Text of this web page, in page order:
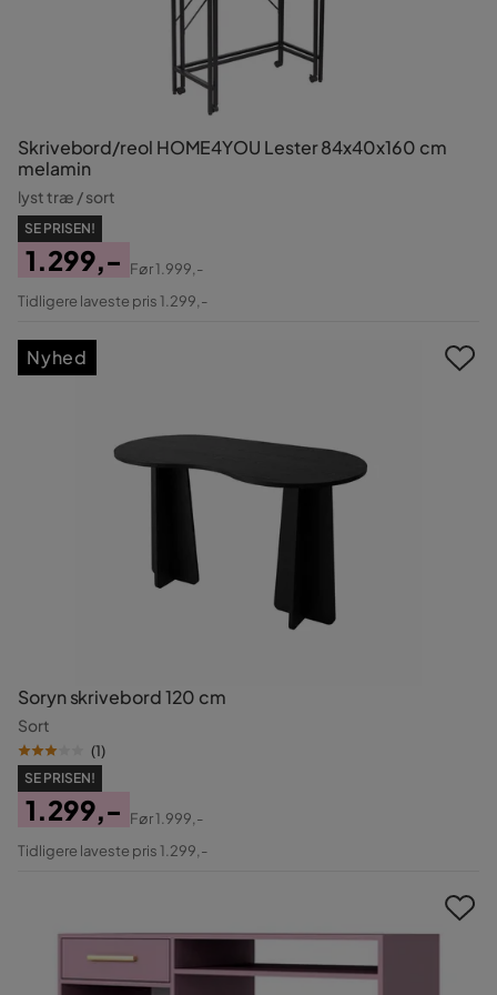
Skrivebord/reol HOME4YOU Lester 84x40x160 cm
melamin
lyst træ / sort
SE PRISEN!
Pris
1.299,-
Original
Før1.999,-
Tidligere laveste pris 1.299,-
Soryn skrivebord 120 cm
Sort
(1)
SE PRISEN!
Pris
1.299,-
Original
Før1.999,-
Tidligere laveste pris 1.299,-
Nyhed